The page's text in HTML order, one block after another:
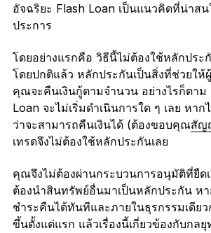
อัจฉริยะ Flash Loan เป็นแนวคิดที่น่าสน
ประการ
โดยอย่างแรกคือ วิธีนี้ไม่ต้องใช้หลักประ
โดยปกติแล้ว หลักประกันเป็นสิ่งที่ช่วยให้
คุณจะคืนเงินกู้ตามจำนวน อย่างไรก็ตาม
Loan จะไม่เริ่มดำเนินการใด ๆ เลย หา
ว่าจะสามารถคืนเงินได้ (ต้องขอบคุณสัญ
เทรดจึงไม่ต้องใช้หลักประกันเลย
คุณจึงไม่ต้องผ่านกระบวนการอนุมัติที่ยืด
ต้องนำสินทรัพย์อื่นมาเป็นหลักประกัน หา
ชำระคืนได้ทันทีและภายในธุรกรรมเดียว
ขึ้นตั้งแต่แรก แล้วเรื่องนี้เกี่ยวข้องกับกล